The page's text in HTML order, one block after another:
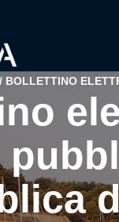
/ BOLLETTINO